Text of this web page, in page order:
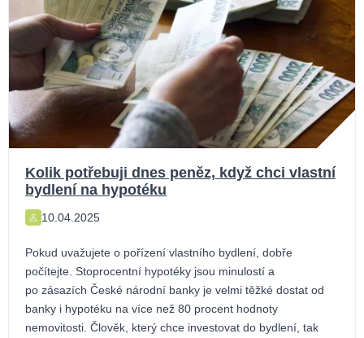
Kolik potřebuji dnes peněz, když chci vlastní
bydlení na hypotéku
10.04.2025
Pokud uvažujete o pořízení vlastního bydlení, dobře
počítejte. Stoprocentní hypotéky jsou minulostí a
po zásazích České národní banky je velmi těžké dostat od
banky i hypotéku na více než 80 procent hodnoty
nemovitosti. Člověk, který chce investovat do bydlení, tak